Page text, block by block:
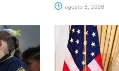
agosto 6, 2026